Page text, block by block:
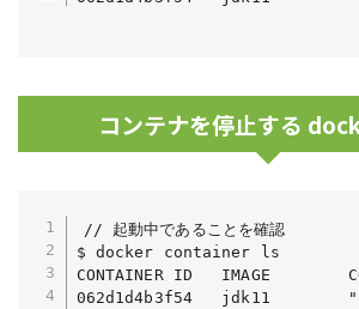
コンテナを停止する
// 起動中であることを確認
$ docker container ls
CONTAINER ID   IMAGE
062d1d4b3f54   jdk11